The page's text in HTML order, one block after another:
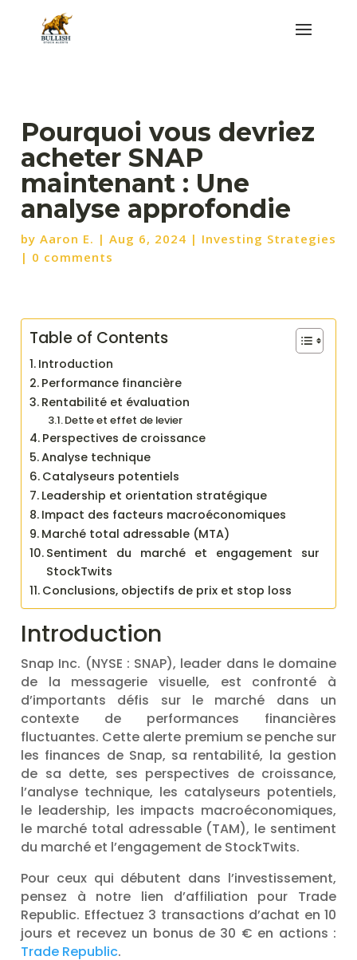
Pourquoi vous devriez
acheter SNAP
maintenant : Une
analyse approfondie
by Aaron E. | Aug 6, 2024 | Investing Strategies
| 0 comments
Table of Contents
Introduction
Performance financière
Rentabilité et évaluation
Dette et effet de levier
Perspectives de croissance
Analyse technique
Catalyseurs potentiels
Leadership et orientation stratégique
Impact des facteurs macroéconomiques
Marché total adressable (MTA)
Sentiment du marché et engagement sur
StockTwits
Conclusions, objectifs de prix et stop loss
Introduction
Snap Inc. (NYSE : SNAP), leader dans le domaine
de la messagerie visuelle, est confronté à
d’importants défis sur le marché dans un
contexte de performances financières
fluctuantes. Cette alerte premium se penche sur
les finances de Snap, sa rentabilité, la gestion
de sa dette, ses perspectives de croissance,
l’analyse technique, les catalyseurs potentiels,
le leadership, les impacts macroéconomiques,
le marché total adressable (TAM), le sentiment
du marché et l’engagement de StockTwits.
Pour ceux qui débutent dans l’investissement,
pensez à notre lien d’affiliation pour Trade
Republic. Effectuez 3 transactions d’achat en 10
jours et recevez un bonus de 30 € en actions :
Trade Republic.